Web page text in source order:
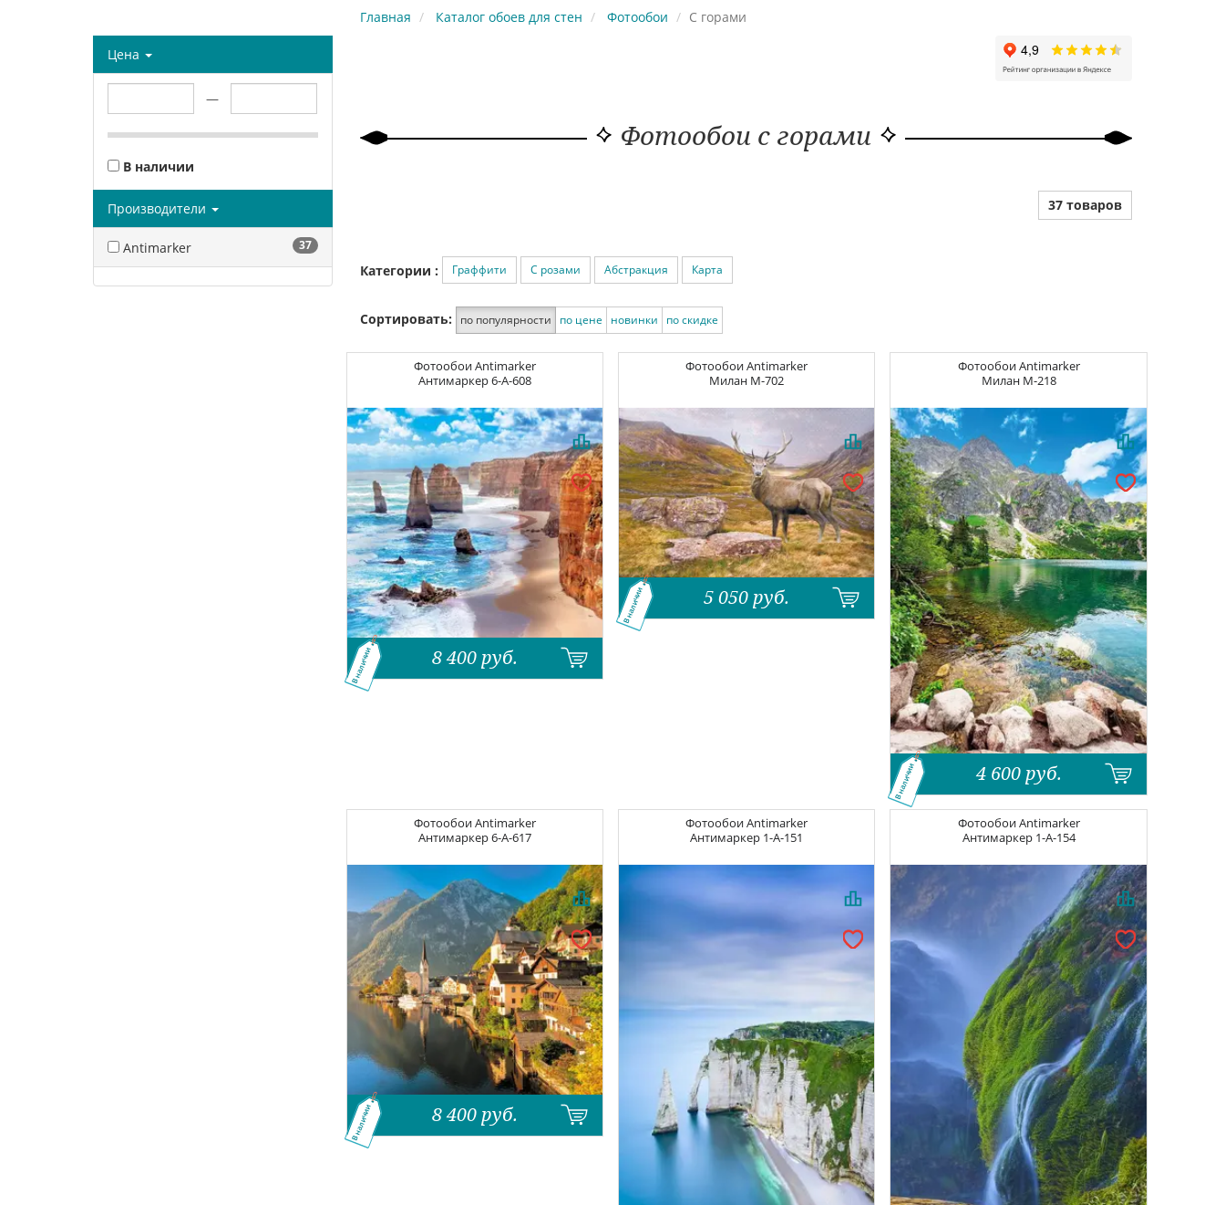
Главная Каталог обоев для стен Фотообои С горами
Цена
—
В наличии
Производители
Antimarker 37
Фотообои с горами
37 товаров
Категории : Граффити С розами Абстракция Карта
Сортировать: по популярности по цене новинки по скидке
ФотообоиAntimarker
Антимаркер6-A-608
8 400 руб.
В наличии
ФотообоиAntimarker
Милан M-702
5 050руб.
В наличии
ФотообоиAntimarker
Милан M-218
4 600 руб.
В наличии
ФотообоиAntimarker
Антимаркер6-A-617
8 400 руб.
В наличии
ФотообоиAntimarker
Антимаркер 1-A-151
ФотообоиAntimarker
Антимаркер 1-A-154